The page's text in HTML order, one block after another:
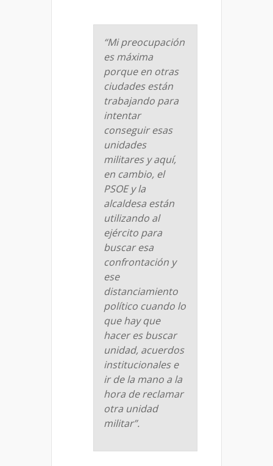
“Mi preocupación
es máxima
porque en otras
ciudades están
trabajando para
intentar
conseguir esas
unidades
militares y aquí,
en cambio, el
PSOE y la
alcaldesa están
utilizando al
ejército para
buscar esa
confrontación y
ese
distanciamiento
político cuando lo
que hay que
hacer es buscar
unidad, acuerdos
institucionales e
ir de la mano a la
hora de reclamar
otra unidad
militar”.